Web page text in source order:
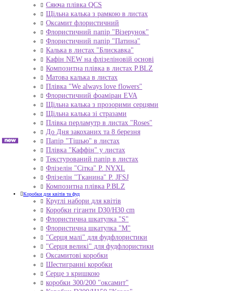
Сяюча плівка QCS
Щільна калька з рамкою в листах
Оксамит флористичний
Флористичний папір "Візерунок"
Флористичний папір "Патина"
Калька в листах "Блискавка"
Кафін NEW на флізеліновій основі
Композитна плівка в листах Р.BLZ
Матова калька в листах
Плівка "We always love flowers"
Флористичний фоаміран EVA
Щільна калька з прозорими серцями
Щільна калька зі стразами
Плівка перламутр в листах "Roses"
До Дня закоханих та 8 березня
Папір "Тішью" в листах
Плівка "Каффін" у листах
Текстурований папір в листах
Флізелін "Сітка" P. NYXL
Флізелін "Тканина" P. JFSJ
Композитна плівка Р.BLZ
Коробки для квітів та фуд
Круглі набори для квітів
Коробки гіганти D30/H30 cm
Флористична шкатулка "S"
Флористична шкатулка "М"
"Серця малі" для фудфлористики
"Серця великі" для фудфлористики
Оксамитові коробки
Шестигранні коробки
Серце з кришкою
коробки 300/200 "оксамит"